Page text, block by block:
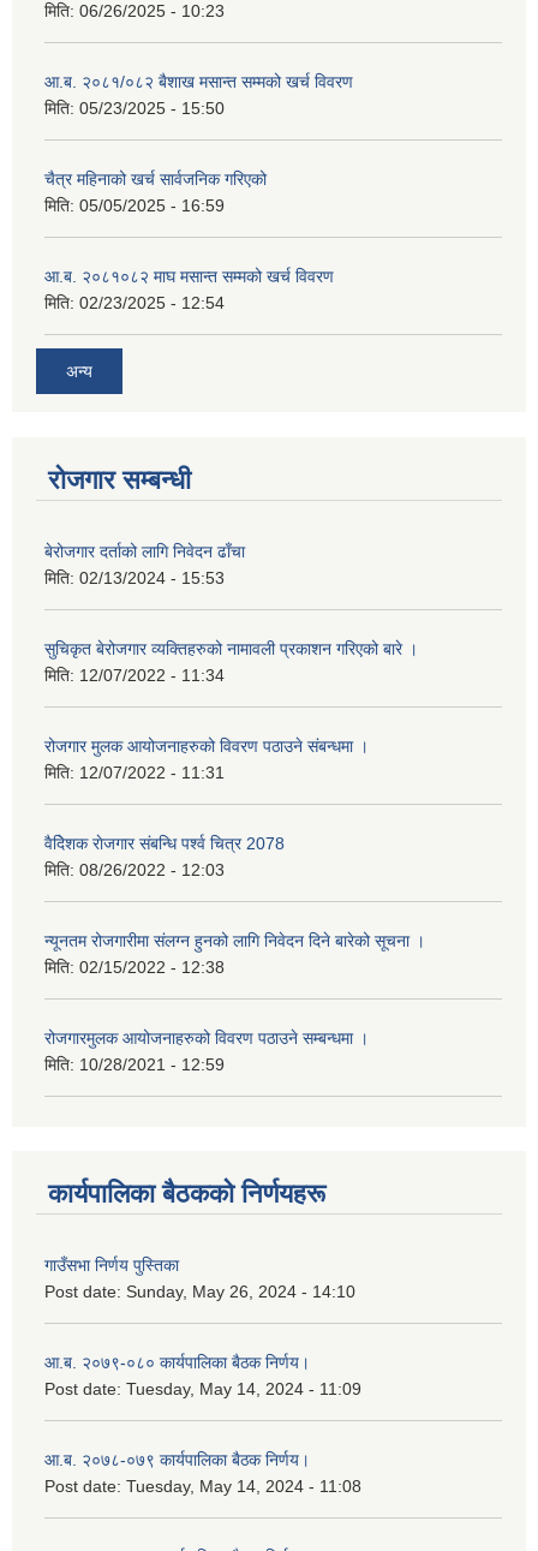
मिति: 06/26/2025 - 10:23
आ.ब. २०८१/०८२ बैशाख मसान्त सम्मको खर्च विवरण
मिति: 05/23/2025 - 15:50
चैत्र महिनाको खर्च सार्वजनिक गरिएको
मिति: 05/05/2025 - 16:59
आ.ब. २०८१०८२ माघ मसान्त सम्मको खर्च विवरण
मिति: 02/23/2025 - 12:54
अन्य
रोजगार सम्बन्धी
बेरोजगार दर्ताको लागि निवेदन ढाँचा
मिति: 02/13/2024 - 15:53
सुचिकृत बेरोजगार व्यक्तिहरुको नामावली प्रकाशन गरिएको बारे ।
मिति: 12/07/2022 - 11:34
रोजगार मुलक आयोजनाहरुको विवरण पठाउने संबन्धमा ।
मिति: 12/07/2022 - 11:31
वैदेिशक राेजगार संबन्धि पर्श्व चित्र 2078
मिति: 08/26/2022 - 12:03
न्यूनतम रोजगारीमा संलग्न हुनको लागि निवेदन दिने बारेको सूचना ।
मिति: 02/15/2022 - 12:38
रोजगारमुलक आयोजनाहरुको विवरण पठाउने सम्बन्धमा ।
मिति: 10/28/2021 - 12:59
कार्यपालिका बैठकको निर्णयहरू
गाउँसभा निर्णय पुस्तिका
Post date: Sunday, May 26, 2024 - 14:10
आ.ब. २०७९-०८० कार्यपालिका बैठक निर्णय।
Post date: Tuesday, May 14, 2024 - 11:09
आ.ब. २०७८-०७९ कार्यपालिका बैठक निर्णय।
Post date: Tuesday, May 14, 2024 - 11:08